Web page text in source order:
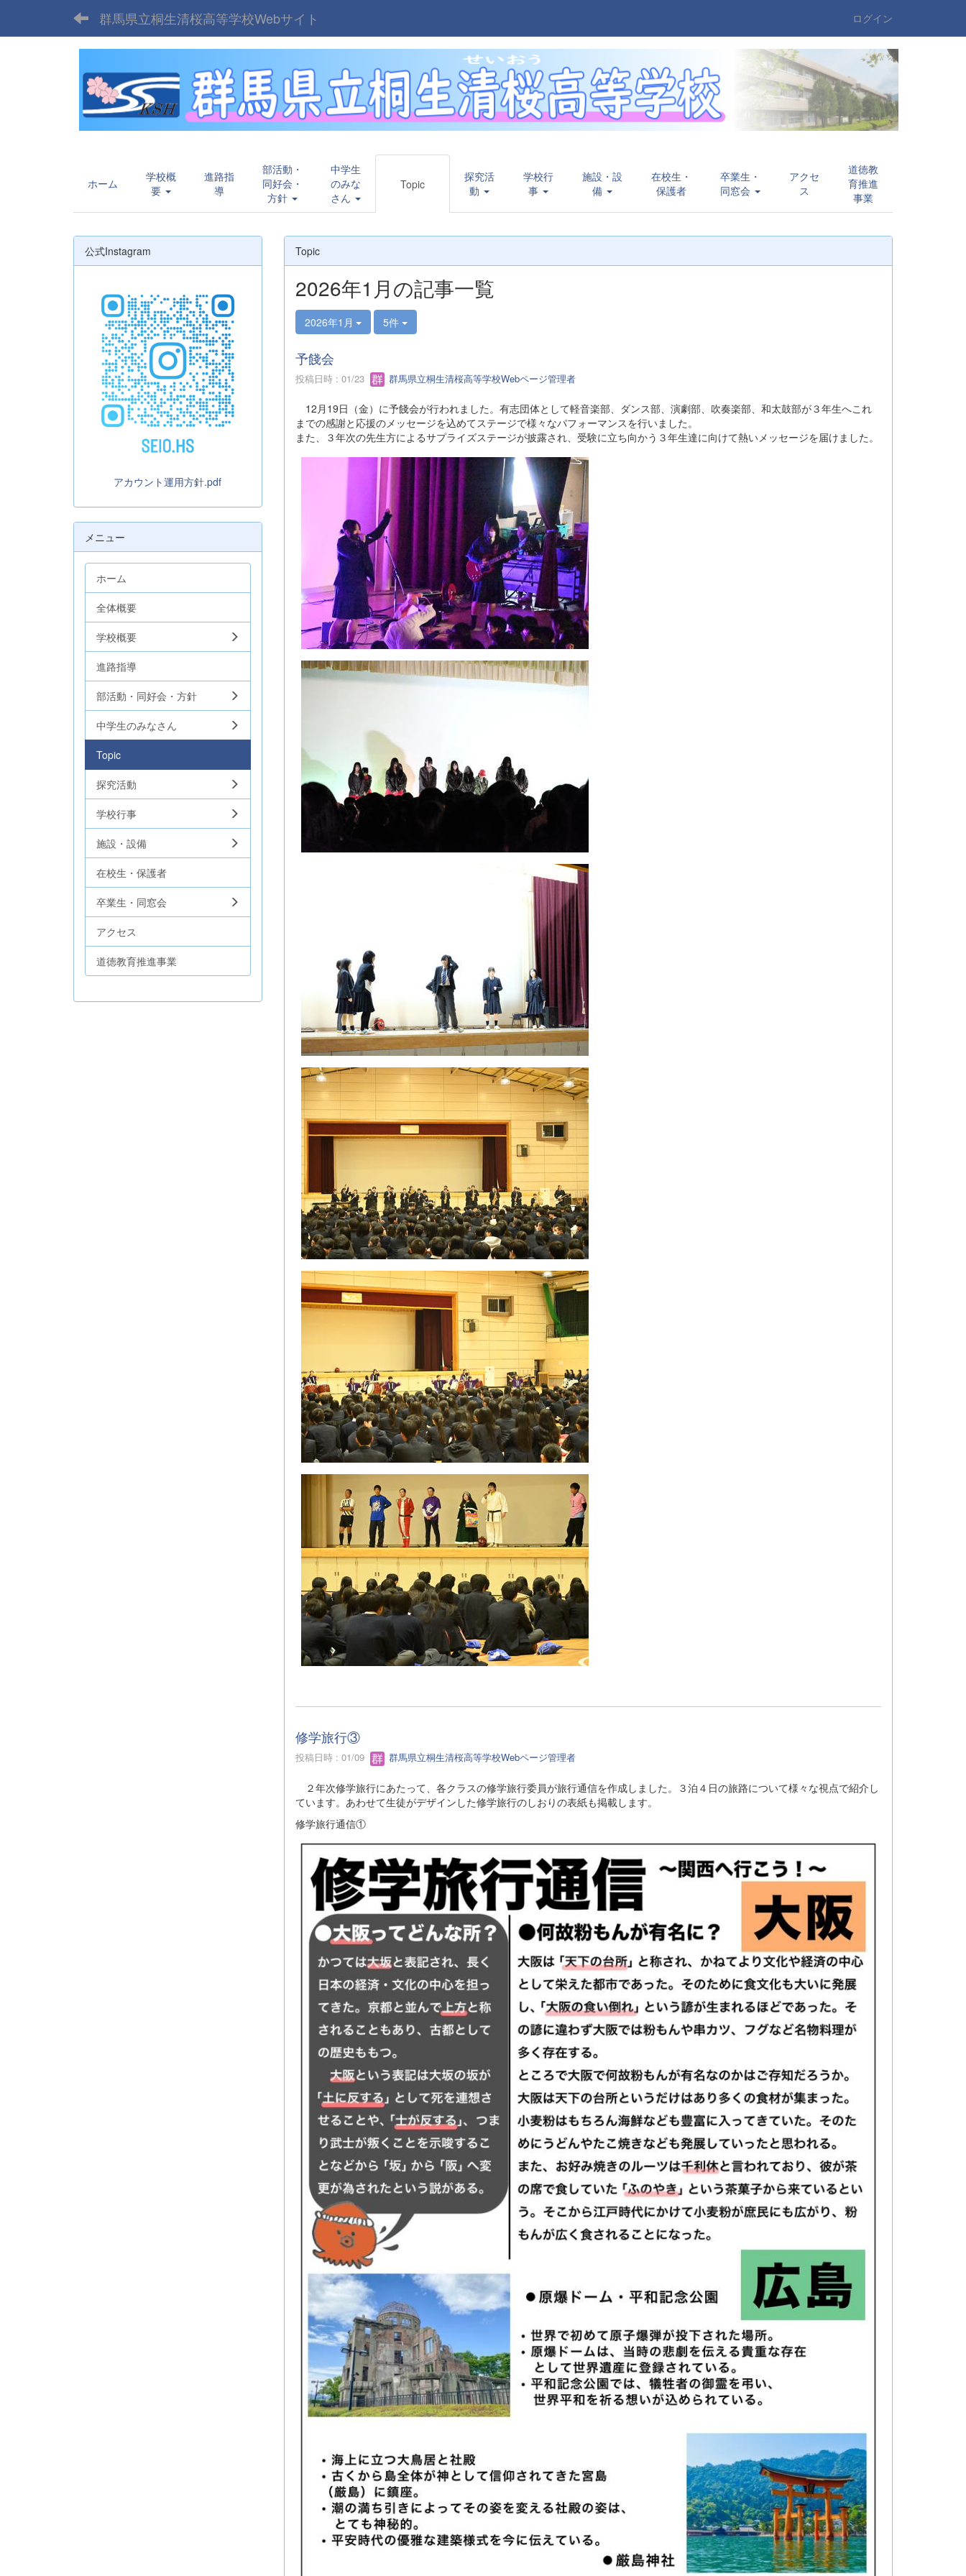
群馬県立桐生清桜高等学校Webサイト ログイン
ホーム
学校概
要
進路指
導
部活動・
同好会・
方針
中学生
のみな
さん
Topic
探究活
動
学校行
事
施設・設
備
在校生・
保護者
卒業生・
同窓会
アクセ
ス
道徳教
育推進
事業
Topic
2026年1月の記事一覧
2026年1月 5件
予餞会
投稿日時 : 01/23 群馬県立桐生清桜高等学校Webページ管理者
12月19日（金）に予餞会が行われました。有志団体として軽音楽部、ダンス部、演劇部、吹奏楽部、和太鼓部が３年生へこれ
までの感謝と応援のメッセージを込めてステージで様々なパフォーマンスを行いました。
また、３年次の先生方によるサプライズステージが披露され、受験に立ち向かう３年生達に向けて熱いメッセージを届けました。
修学旅行③
投稿日時 : 01/09 群馬県立桐生清桜高等学校Webページ管理者
２年次修学旅行にあたって、各クラスの修学旅行委員が旅行通信を作成しました。３泊４日の旅路について様々な視点で紹介し
ています。あわせて生徒がデザインした修学旅行のしおりの表紙も掲載します。
修学旅行通信①
公式Instagram
アカウント運用方針.pdf
メニュー
ホーム
全体概要
学校概要
進路指導
部活動・同好会・方針
中学生のみなさん
Topic
探究活動
学校行事
施設・設備
在校生・保護者
卒業生・同窓会
アクセス
道徳教育推進事業